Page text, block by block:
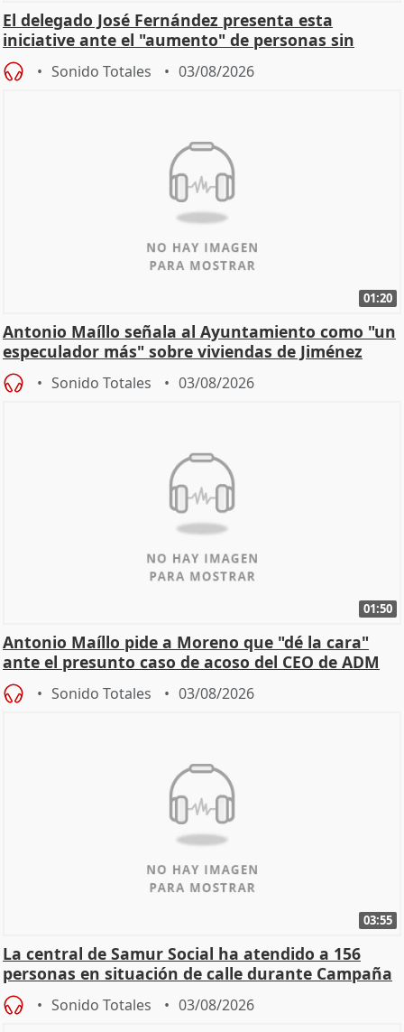
El delegado José Fernández presenta esta
iniciative ante el "aumento" de personas sin
hogar en Madri
Sonido Totales 03/08/2026
01:20
Antonio Maíllo señala al Ayuntamiento como "un
especulador más" sobre viviendas de Jiménez
Becerril
Sonido Totales 03/08/2026
01:50
Antonio Maíllo pide a Moreno que "dé la cara"
ante el presunto caso de acoso del CEO de ADM
Sonido Totales 03/08/2026
03:55
La central de Samur Social ha atendido a 156
personas en situación de calle durante Campaña
de Calor
Sonido Totales 03/08/2026